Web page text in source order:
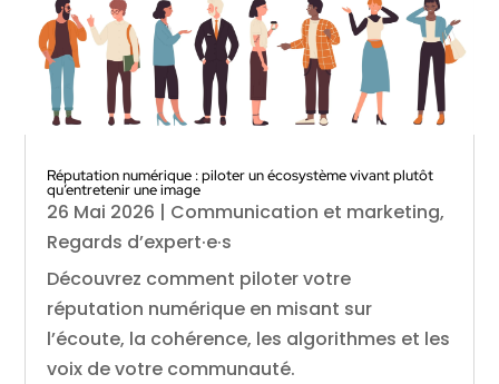
Réputation numérique : piloter un écosystème vivant plutôt
qu’entretenir une image
26 Mai 2026 | Communication et marketing,
Regards d’expert·e·s
Découvrez comment piloter votre
réputation numérique en misant sur
l’écoute, la cohérence, les algorithmes et les
voix de votre communauté.